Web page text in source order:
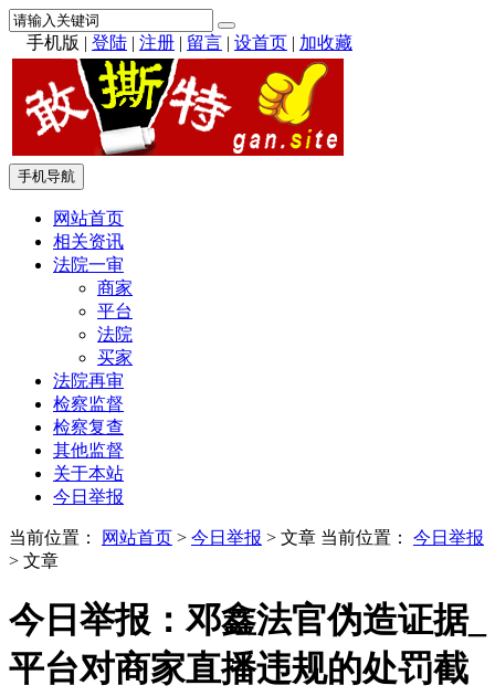
手机版 | 登陆 | 注册 | 留言 | 设首页 | 加收藏
手机导航
网站首页
相关资讯
法院一审
商家
平台
法院
买家
法院再审
检察监督
检察复查
其他监督
关于本站
今日举报
当前位置： 网站首页 > 今日举报 > 文章 当前位置： 今日举报
> 文章
今日举报：邓鑫法官伪造证据_
平台对商家直播违规的处罚截